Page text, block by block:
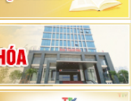
bất thường lần thứ 9, Quốc
Kỳ họp thứ 24, HĐND tỉnh
XVIII, nhiệm kỳ 2021 - 2026